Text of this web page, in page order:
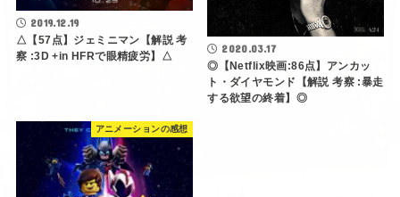
2019.12.19
△【57点】ジェミニマン【解説 考
察 :3D +in HFRで眼精疲労】△
2020.03.17
◎【Netflix映画:86点】アンカッ
ト・ダイヤモンド【解説 考察 :暴走
する欲望の終着】◎
アニメーションの感想